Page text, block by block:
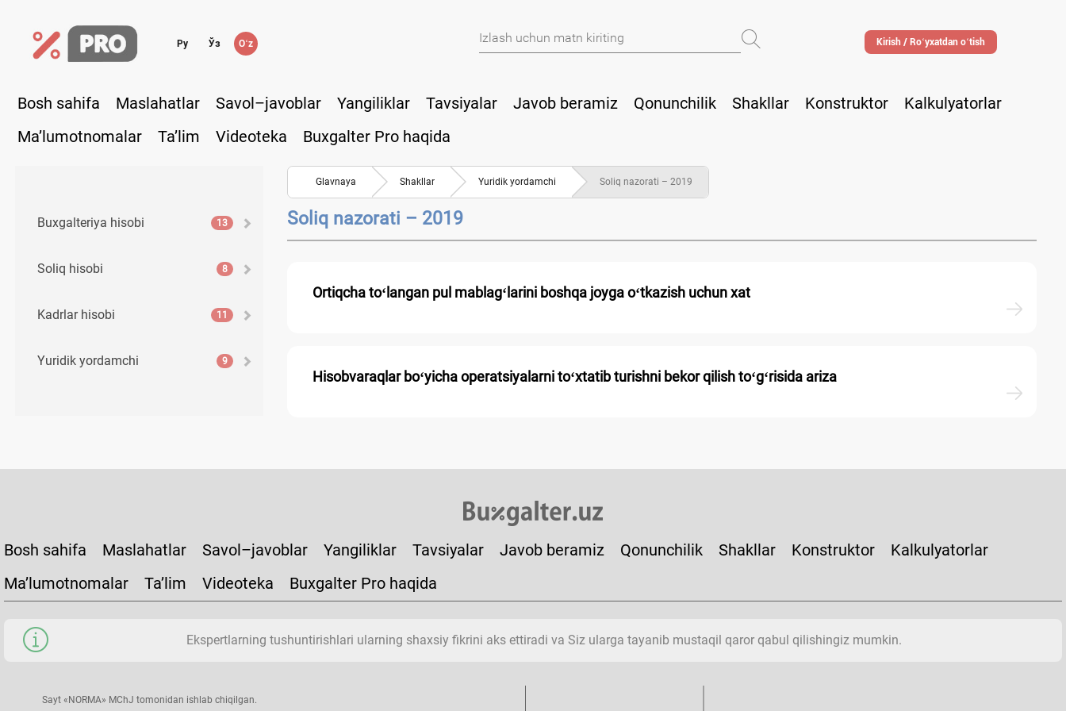
Ру Ўз Oʻz Kirish / Roʻyхatdan oʻtish
Bosh sahifa Maslahatlar Savol–javoblar Yangiliklar Tavsiyalar Javob beramiz Qonunchilik Shakllar Konstruktor
Kalkulyatorlar
Ma’lumotnomalar
Ta’lim Videoteka Buxgalter Pro haqida
Buхgalteriya hisobi 13
Soliq hisobi 8
Kadrlar hisobi 11
Yuridik yordamchi 9
Glavnaya Shakllar Yuridik yordamchi Soliq nazorati – 2019
Soliq nazorati – 2019
Ortiqcha toʻlangan pul mablagʻlarini boshqa joyga oʻtkazish uchun хat
Hisobvaraqlar boʻyicha operatsiyalarni toʻхtatib turishni bekor qilish toʻgʻrisida ariza
Bosh sahifa Maslahatlar Savol–javoblar Yangiliklar Tavsiyalar Javob beramiz Qonunchilik Shakllar Konstruktor
Kalkulyatorlar
Ma’lumotnomalar
Ta’lim Videoteka Buxgalter Pro haqida
Ekspertlarning tushuntirishlari ularning shaхsiy fikrini aks ettiradi va Siz ularga tayanib mustaqil qaror qabul qilishingiz mumkin.
Sayt «NORMA» MChJ tomonidan ishlab chiqilgan.